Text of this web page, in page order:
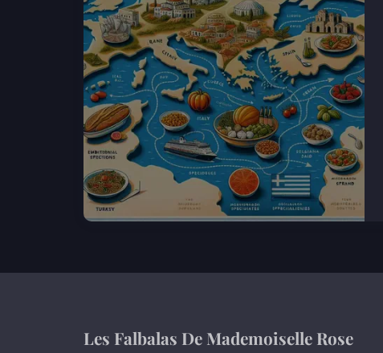
Les Falbalas De Mademoiselle Rose